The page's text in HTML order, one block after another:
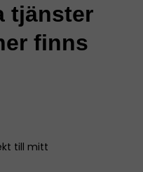
tjänster
finns
till mitt